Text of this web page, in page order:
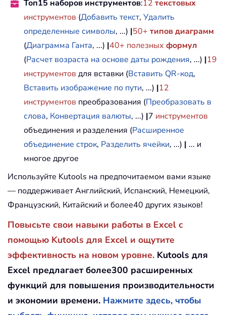
Топ15 наборов инструментов:12 текстовых
инструментов (Добавить текст, Удалить
определенные символы, ...) |50+ типов диаграмм
(Диаграмма Ганта, ...) |40+ полезных формул
(Расчет возраста на основе даты рождения, ...) |19
инструментов для вставки (Вставить QR-код,
Вставить изображение по пути, ...) |12
инструментов преобразования (Преобразовать в
слова, Конвертация валюты, ...) |7 инструментов
объединения и разделения (Расширенное
объединение строк, Разделить ячейки, ...) | ... и
многое другое
Используйте Kutools на предпочитаемом вами языке
— поддерживает Английский, Испанский, Немецкий,
Французский, Китайский и более40 других языков!
Повысьте свои навыки работы в Excel с
помощью Kutools для Excel и ощутите
эффективность на новом уровне. Kutools для
Excel предлагает более300 расширенных
функций для повышения производительности
и экономии времени. Нажмите здесь, чтобы